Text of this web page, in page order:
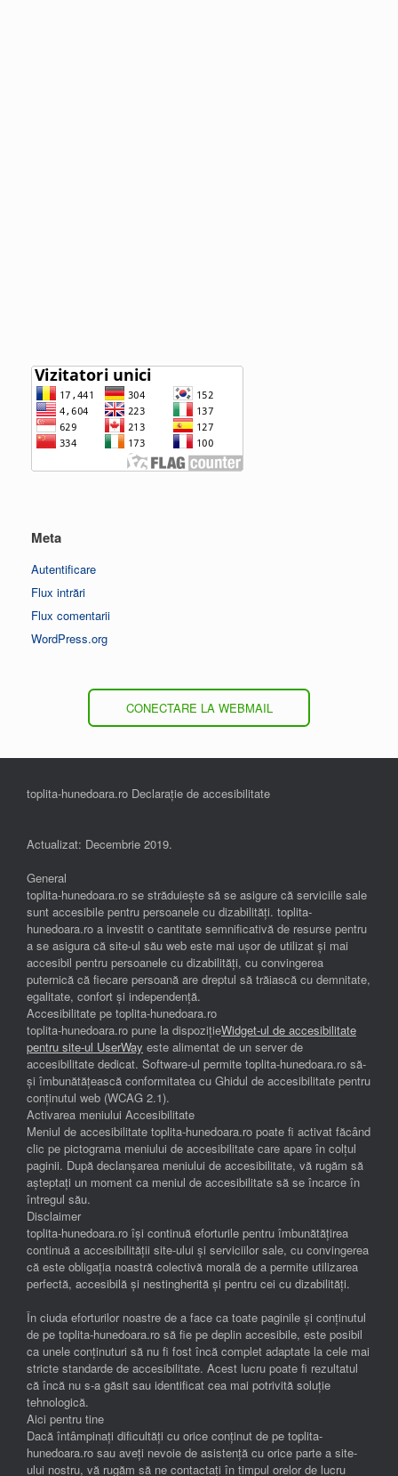
Meta
Autentificare
Flux intrări
Flux comentarii
WordPress.org
CONECTARE LA WEBMAIL
toplita-hunedoara.ro Declarație de accesibilitate
Actualizat: Decembrie 2019.
General
toplita-hunedoara.ro se străduiește să se asigure că serviciile sale
sunt accesibile pentru persoanele cu dizabilități. toplita-
hunedoara.ro a investit o cantitate semnificativă de resurse pentru
a se asigura că site-ul său web este mai ușor de utilizat și mai
accesibil pentru persoanele cu dizabilități, cu convingerea
puternică că fiecare persoană are dreptul să trăiască cu demnitate,
egalitate, confort și independenţă.
Accesibilitate pe toplita-hunedoara.ro
toplita-hunedoara.ro pune la dispozițieWidget-ul de accesibilitate
pentru site-ul UserWay este alimentat de un server de
accesibilitate dedicat. Software-ul permite toplita-hunedoara.ro să-
și îmbunătățească conformitatea cu Ghidul de accesibilitate pentru
conținutul web (WCAG 2.1).
Activarea meniului Accesibilitate
Meniul de accesibilitate toplita-hunedoara.ro poate fi activat făcând
clic pe pictograma meniului de accesibilitate care apare în colțul
paginii. După declanșarea meniului de accesibilitate, vă rugăm să
așteptați un moment ca meniul de accesibilitate să se încarce în
întregul său.
Disclaimer
toplita-hunedoara.ro își continuă eforturile pentru îmbunătățirea
continuă a accesibilității site-ului și serviciilor sale, cu convingerea
că este obligația noastră colectivă morală de a permite utilizarea
perfectă, accesibilă și nestingherită și pentru cei cu dizabilități.
În ciuda eforturilor noastre de a face ca toate paginile și conținutul
de pe toplita-hunedoara.ro să fie pe deplin accesibile, este posibil
ca unele conținuturi să nu fi fost încă complet adaptate la cele mai
stricte standarde de accesibilitate. Acest lucru poate fi rezultatul
că încă nu s-a găsit sau identificat cea mai potrivită soluție
tehnologică.
Aici pentru tine
Dacă întâmpinați dificultăți cu orice conținut de pe toplita-
hunedoara.ro sau aveți nevoie de asistență cu orice parte a site-
ului nostru, vă rugăm să ne contactați în timpul orelor de lucru